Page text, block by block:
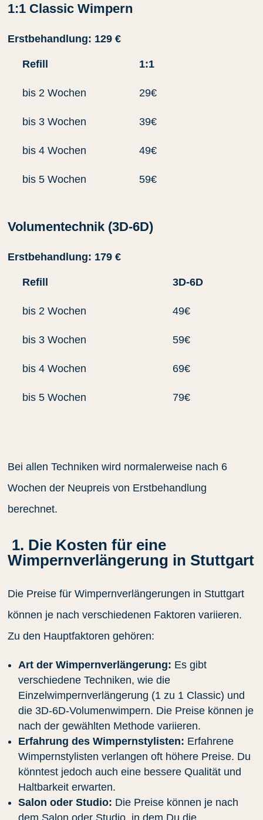
1:1 Classic Wimpern
Erstbehandlung: 129 €
Refill 1:1
bis 2 Wochen 29€
bis 3 Wochen 39€
bis 4 Wochen 49€
bis 5 Wochen 59€
Volumentechnik (3D-6D)
Erstbehandlung: 179 €
Refill 3D-6D
bis 2 Wochen 49€
bis 3 Wochen 59€
bis 4 Wochen 69€
bis 5 Wochen 79€
Bei allen Techniken wird normalerweise nach 6
Wochen der Neupreis von Erstbehandlung
berechnet.
1. Die Kosten für eine
Wimpernverlängerung in Stuttgart
Die Preise für Wimpernverlängerungen in Stuttgart
können je nach verschiedenen Faktoren variieren.
Zu den Hauptfaktoren gehören:
Art der Wimpernverlängerung: Es gibt
verschiedene Techniken, wie die
Einzelwimpernverlängerung (1 zu 1 Classic) und
die 3D-6D-Volumenwimpern. Die Preise können je
nach der gewählten Methode variieren.
Erfahrung des Wimpernstylisten: Erfahrene
Wimpernstylisten verlangen oft höhere Preise. Du
könntest jedoch auch eine bessere Qualität und
Haltbarkeit erwarten.
Salon oder Studio: Die Preise können je nach
dem Salon oder Studio, in dem Du die